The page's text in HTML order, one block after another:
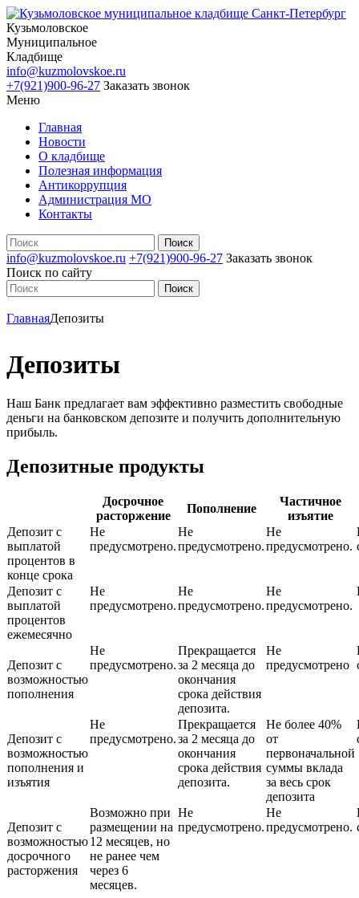
Кузьмоловское
Муниципальное
Кладбище
info@kuzmolovskoe.ru
+7(921)900-96-27 Заказать звонок
Меню
Главная
Новости
О кладбище
Полезная информация
Антикоррупция
Администрация МО
Контакты
info@kuzmolovskoe.ru +7(921)900-96-27 Заказать звонок
Поиск по сайту
ГлавнаяДепозиты
Депозиты
Наш Банк предлагает вам эффективно разместить свободные
деньги на банковском депозите и получить дополнительную
прибыль.
Депозитные продукты
Досрочное
расторжение
Пополнение
Частичное
изъятие
Депозит с
выплатой
процентов в
конце срока
Не
предусмотрено.
Не
предусмотрено.
Не
предусмотрено.
Депозит с
выплатой
процентов
ежемесячно
Не
предусмотрено.
Не
предусмотрено.
Не
предусмотрено.
Депозит с
возможностью
пополнения
Не
предусмотрено.
Прекращается
за 2 месяца до
окончания
срока действия
депозита.
Не
предусмотрено
Депозит с
возможностью
пополнения и
изъятия
Не
предусмотрено.
Прекращается
за 2 месяца до
окончания
срока действия
депозита.
Не более 40%
от
первоначальной
суммы вклада
за весь срок
депозита
Депозит с
возможностью
досрочного
расторжения
Возможно при
размещении на
12 месяцев, но
не ранее чем
через 6
месяцев.
Не
предусмотрено.
Не
предусмотрено.